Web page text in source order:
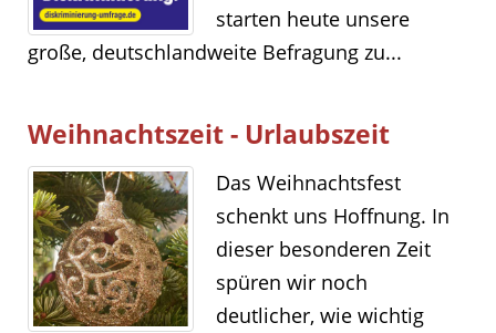
starten heute unsere
große, deutschlandweite Befragung zu...
Weihnachtszeit - Urlaubszeit
Das Weihnachtsfest
schenkt uns Hoffnung. In
dieser besonderen Zeit
spüren wir noch
deutlicher, wie wichtig